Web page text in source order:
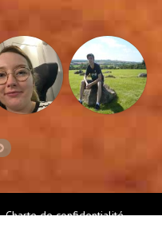
Charte de confidentialité